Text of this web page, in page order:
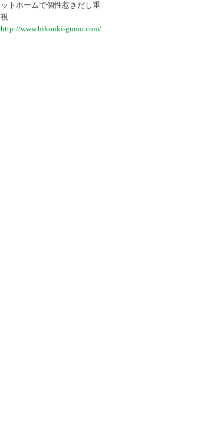
ットホームで個性惹きだし重
視
http://www.hikouki-gumo.com/